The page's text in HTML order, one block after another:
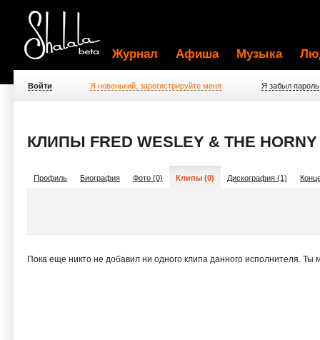
Журнал Афиша Музыка
Войти Я новенький, зарегистрируйте меня Я забыл пароль
КЛИПЫ FRED WESLEY & THE HORNY
Профиль Биография Фото (0) Клипы (0) Дискография (1)
Пока еще никто не добавил ни одного клипа данного исполнителя.